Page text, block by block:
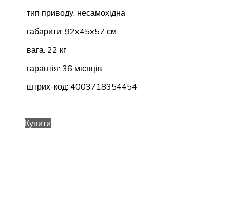
тип приводу: несамохідна
габарити: 92x45x57 см
вага: 22 кг
гарантія: 36 місяців
штрих-код: 4003718354454
Купити